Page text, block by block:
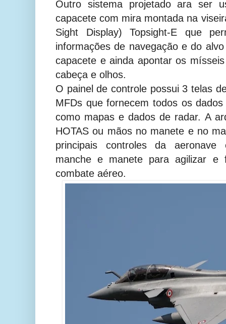
Outro sistema projetado ara ser
capacete com mira montada na
Sight Display) Topsight-E que
informações de navegação e do
capacete e ainda apontar os
cabeça e olhos.
O painel de controle possui 3 telas
MFDs que fornecem todos os
como mapas e dados de radar. A
HOTAS ou mãos no manete e no
principais controles da
manche e manete para agilizar e
combate aéreo.